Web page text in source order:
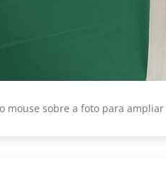
mouse sobre a foto para ampliar